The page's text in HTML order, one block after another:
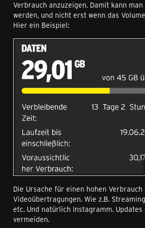
Verbrauch anzuzeigen. Damit kann
werden, und nicht erst wenn das
Hier ein Beispiel:
Die Ursache für einen hohen
Videoübertragungen. Wie z.B.
etc. Und natürlich Instagramm.
vermeiden.